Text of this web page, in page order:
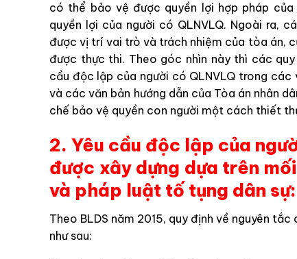
có thể bảo vệ được quyền lợi hợp pháp
quyền lợi của người có QLNVLQ. Ngoài ra,
được vị trí vai trò và trách nhiệm của tòa án,
được thực thi. Theo góc nhìn này thì các
cầu độc lập của người có QLNVLQ trong các
và các văn bản hướng dẫn của Tòa án nhân
chế bảo vệ quyền con người một cách thiết
2. Yêu cầu độc lập của
được xây dựng dựa trên
và pháp luật tố tụng dân sự:
Theo BLDS năm 2015, quy định về nguyên
như sau: